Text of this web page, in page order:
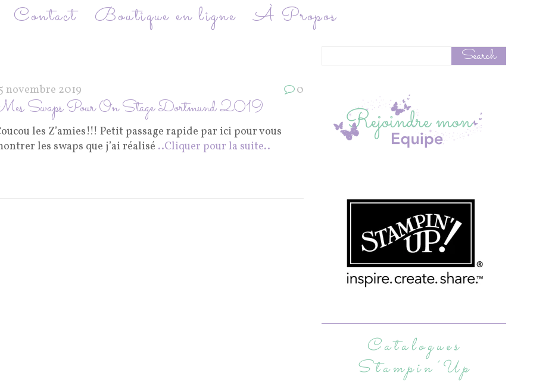
Contact Boutique en ligne
À Propos
novembre 2019 0
Swaps Pour On Stage Dortmund 2019
les Z’amies!!! Petit passage rapide par ici pour vous
les swaps que j’ai réalisé ..Cliquer pour la suite..
Catalogues
Stampin’Up